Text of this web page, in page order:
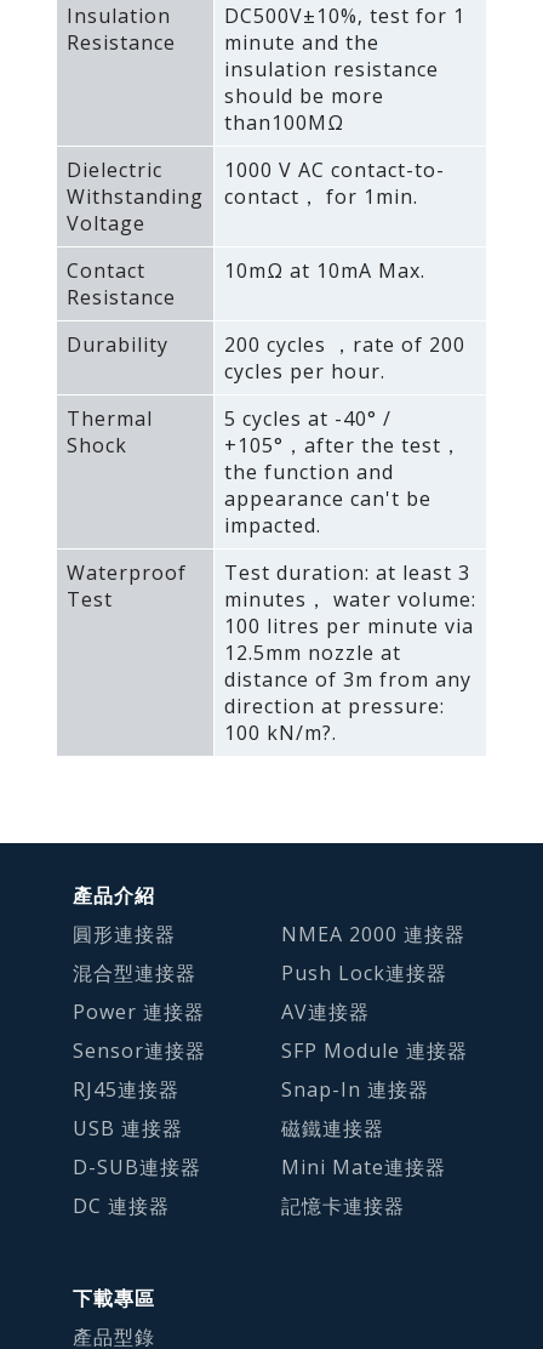
Insulation
Resistance
DC500V±10%‚ test for 1
minute and the
insulation resistance
should be more
than100MΩ
Dielectric
Withstanding
Voltage
1000 V AC contact-to-
contact， for 1min.
Contact
Resistance
10mΩ at 10mA Max.
Durability
200 cycles ，rate of 200
cycles per hour.
Thermal
Shock
5 cycles at -40° /
+105°，after the test，
the function and
appearance can't be
impacted.
Waterproof
Test
Test duration: at least 3
minutes， water volume:
100 litres per minute via
12.5mm nozzle at
distance of 3m from any
direction at pressure:
100 kN/m?.
產品介紹
圓形連接器
混合型連接器
Power 連接器
Sensor連接器
RJ45連接器
USB 連接器
D-SUB連接器
DC 連接器
NMEA 2000 連接器
Push Lock連接器
AV連接器
SFP Module 連接器
Snap-In 連接器
磁鐵連接器
Mini Mate連接器
記憶卡連接器
下載專區
產品型錄